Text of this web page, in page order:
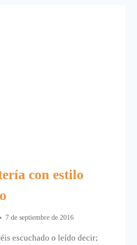
con estilo
7 de septiembre de 2016
escuchado o leído decir;